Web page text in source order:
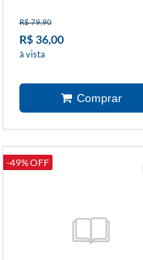
R$ 79,90
R$ 36,00
à vista
-49% OFF